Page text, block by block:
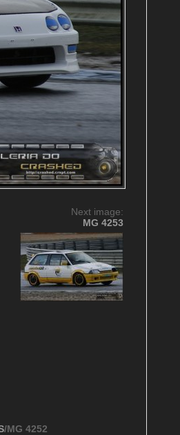
Next image:
MG 4253
/MG 4252